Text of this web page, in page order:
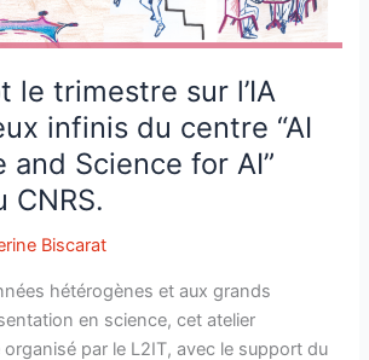
le trimestre sur l’IA
infinis du centre “AI
and Science for AI”
CNRS.
Biscarat
hétérogènes et aux grands
en science, cet atelier
par le L2IT, avec le support du